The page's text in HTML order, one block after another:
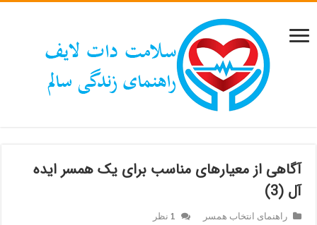
آگاهی از معیارهای مناسب برای یک همسر ایده
آل (3)
راهنمای انتخاب همسر 1 نظر